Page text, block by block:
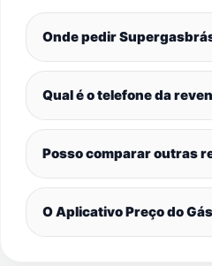
Onde pedir
Qual é o telefone da
Posso comparar outras
O Aplicativo Preço do